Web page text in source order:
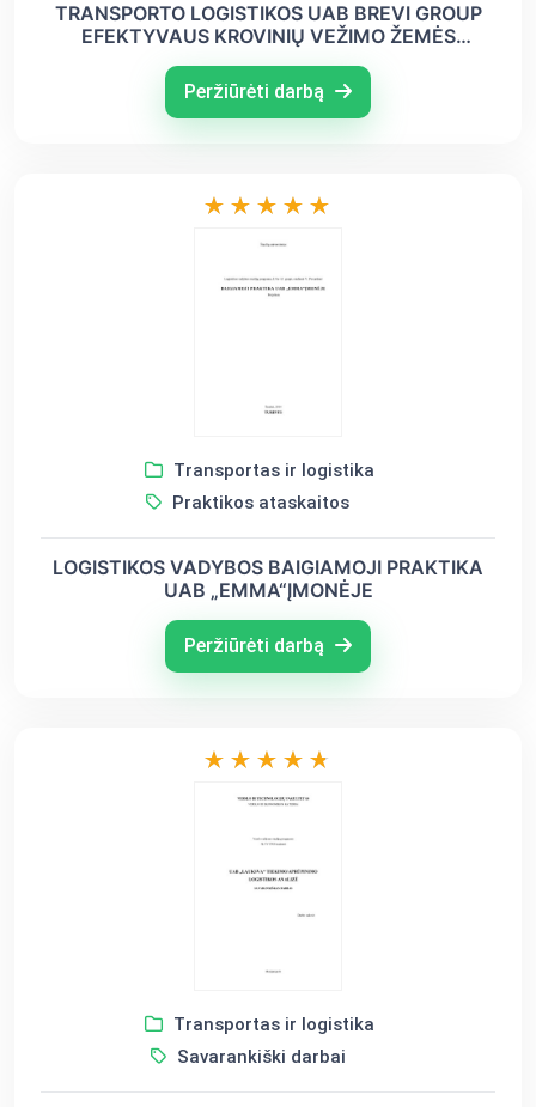
TRANSPORTO LOGISTIKOS UAB BREVI GROUP
EFEKTYVAUS KROVINIŲ VEŽIMO ŽEMĖS
Peržiūrėti darbą
Transportas ir logistika
Praktikos ataskaitos
LOGISTIKOS VADYBOS BAIGIAMOJI PRAKTIKA
UAB „EMMA“ĮMONĖJE
Peržiūrėti darbą
Transportas ir logistika
Savarankiški darbai